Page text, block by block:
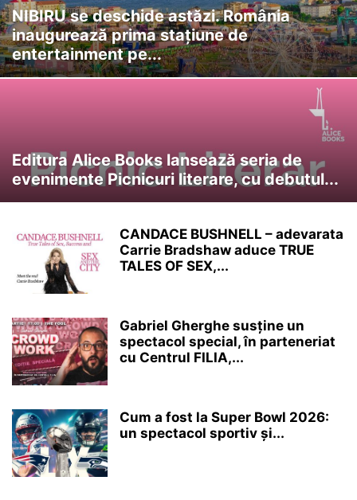
NIBIRU se deschide astăzi. România
inaugurează prima stațiune de
entertainment pe...
Editura Alice Books lansează seria de
evenimente Picnicuri literare, cu debutul...
CANDACE BUSHNELL – adevarata
Carrie Bradshaw aduce TRUE
TALES OF SEX,...
Gabriel Gherghe susține un
spectacol special, în parteneriat
cu Centrul FILIA,...
Cum a fost la Super Bowl 2026:
un spectacol sportiv și...